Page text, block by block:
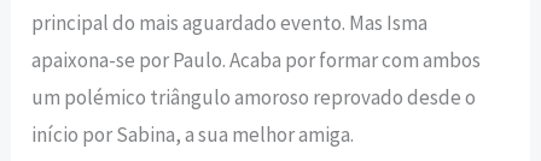
principal do mais aguardado evento. Mas Isma
apaixona-se por Paulo. Acaba por formar com ambos
um polémico triângulo amoroso reprovado desde o
início por Sabina, a sua melhor amiga.